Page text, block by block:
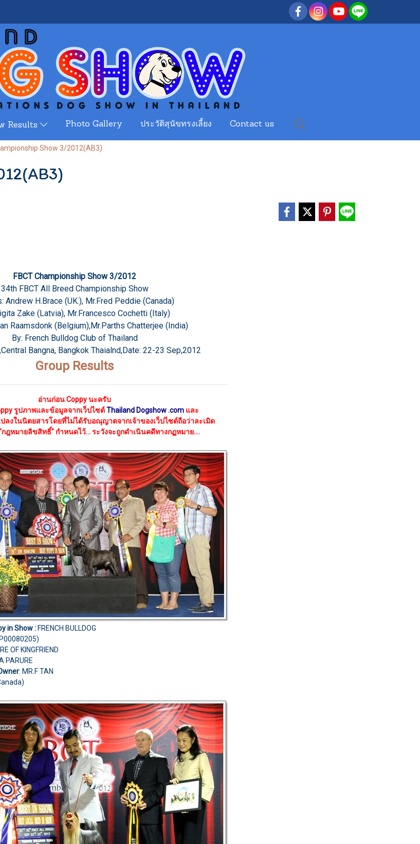
Results Photo Gallery ประวัติสุนัขทรงเลี้ยง Contact us
Show 3/2012(AB3)
FBCT Championship Show 3/2012
34th FBCT All Breed Championship Show
Andrew H.Brace (UK.), Mr.Fred Peddie (Canada)
Zake (Latvia), Mr.Francesco Cochetti (Italy)
Raamsdonk (Belgium),Mr.Parths Chatterjee (India)
By: French Bulldog Club of Thailand
Bangna, Bangkok Thaialnd,Date: 22-23 Sep,2012
Group Results
อ่านก่อนCoppy นะครับ
รูปภาพและข้อมูลจากเว็ปไซต์Thailand Dogshow .comและ
ปลงในนิตยสารโดยที่ไม่ได้รับอณุญาตจากเจ้าของเว็ปไซต์ถือว่าละเมิด
กฎหมายลิขสิทธิ์"กำหนดไว้... ระวังจะถูกดำเนินคดีทางกฏหมาย....
in Show : FRENCH BULLDOG
OF KINGFRIEND
PARURE
: MR.F TAN